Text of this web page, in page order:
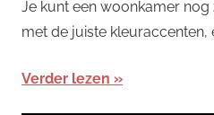
Je kunt een woonkamer
met de juiste kleuraccenten,
Verder lezen